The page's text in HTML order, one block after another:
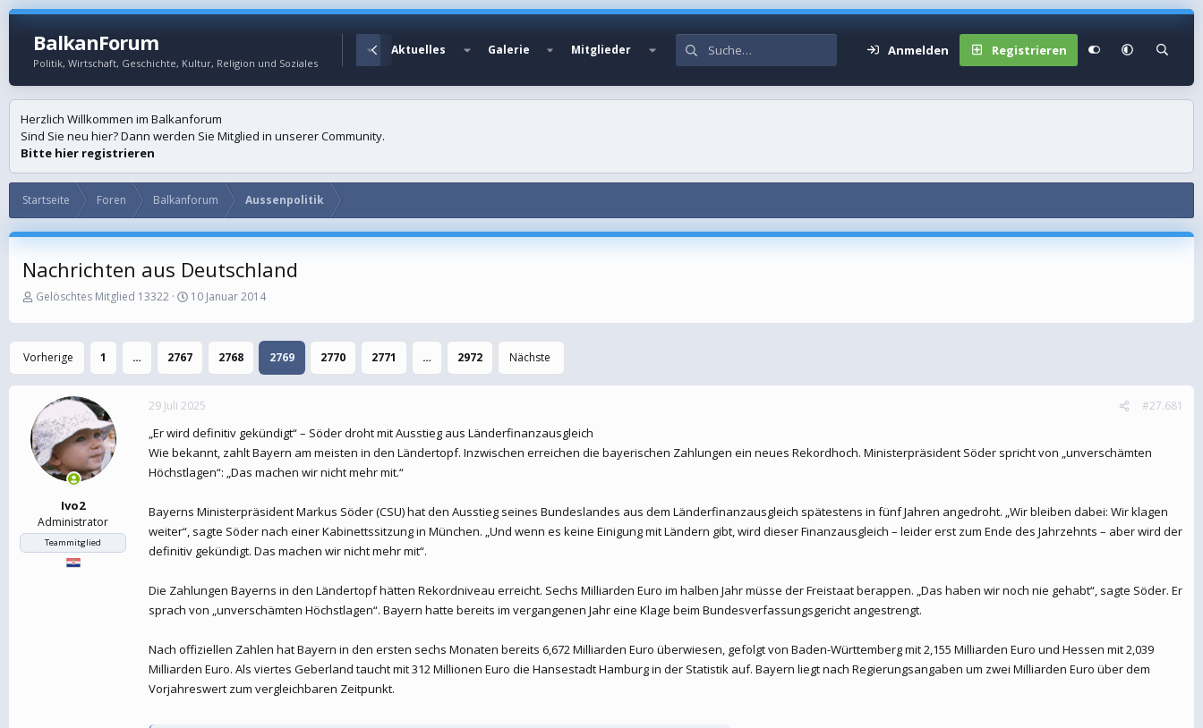
BalkanForum
Politik, Wirtschaft, Geschichte, Kultur, Religion und Soziales
Aktuelles Galerie Mitglieder Anmelden Registrieren
Herzlich Willkommen im Balkanforum
Sind Sie neu hier? Dann werden Sie Mitglied in unserer Community.
Bitte hier registrieren
Startseite Foren Balkanforum Aussenpolitik
Nachrichten aus Deutschland
E
s
t
e
l
e
r
Gelöschtes Mitglied 13322
E
s
t
e
l
t
m
10 Januar 2014
Vorherige 1 … 2767 2768 2769 2770 2771 … 2972 Nächste
Ivo2
Administrator
Teammitglied
29 Juli 2025 #27.681
„Er wird definitiv gekündigt“ – Söder droht mit Ausstieg aus Länderfinanzausgleich
Wie bekannt, zahlt Bayern am meisten in den Ländertopf. Inzwischen erreichen die bayerischen Zahlungen ein neues Rekordhoch. Ministerpräsident Söder spricht von „unverschämten
Höchstlagen“: „Das machen wir nicht mehr mit.“
Bayerns Ministerpräsident Markus Söder (CSU) hat den Ausstieg seines Bundeslandes aus dem Länderfinanzausgleich spätestens in fünf Jahren angedroht. „Wir bleiben dabei: Wir klagen
weiter“, sagte Söder nach einer Kabinettssitzung in München. „Und wenn es keine Einigung mit Ländern gibt, wird dieser Finanzausgleich – leider erst zum Ende des Jahrzehnts – aber wird der
definitiv gekündigt. Das machen wir nicht mehr mit“.
Die Zahlungen Bayerns in den Ländertopf hätten Rekordniveau erreicht. Sechs Milliarden Euro im halben Jahr müsse der Freistaat berappen. „Das haben wir noch nie gehabt“, sagte Söder. Er
sprach von „unverschämten Höchstlagen“. Bayern hatte bereits im vergangenen Jahr eine Klage beim Bundesverfassungsgericht angestrengt.
Nach offiziellen Zahlen hat Bayern in den ersten sechs Monaten bereits 6,672 Milliarden Euro überwiesen, gefolgt von Baden-Württemberg mit 2,155 Milliarden Euro und Hessen mit 2,039
Milliarden Euro. Als viertes Geberland taucht mit 312 Millionen Euro die Hansestadt Hamburg in der Statistik auf. Bayern liegt nach Regierungsangaben um zwei Milliarden Euro über dem
Vorjahreswert zum vergleichbaren Zeitpunkt.